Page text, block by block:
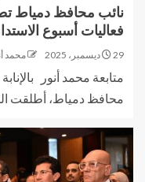
نائب محافظ دمياط
فعاليات أسبوع
29 ديسمبر، 2025 محمد
متابعة محمد أنور
محافظ دمياط، أطلقت